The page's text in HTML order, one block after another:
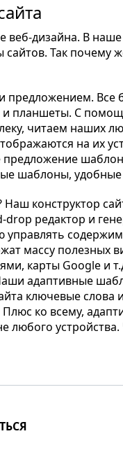
веб-дизайна. В
Так почему
предложением.
и планшеты. С
читаем наших
на их
предложение
шаблоны, удобные
Наш конструктор
редактор и
управлять
массу полезных
карты Google и
адаптивные
ключевые слова
ко всему,
любого